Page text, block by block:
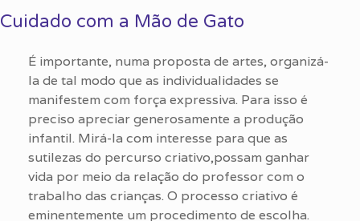
Cuidado com a Mão de Gato
É importante, numa proposta de artes, organizá-
la de tal modo que as individualidades se
manifestem com força expressiva. Para isso é
preciso apreciar generosamente a produção
infantil. Mirá-la com interesse para que as
sutilezas do percurso criativo,possam ganhar
vida por meio da relação do professor com o
trabalho das crianças. O processo criativo é
eminentemente um procedimento de escolha.